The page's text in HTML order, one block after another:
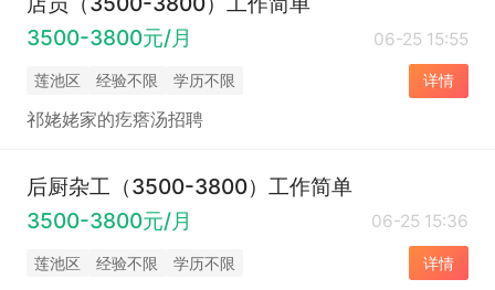
3500-3800元/月
06-25 15:55
莲池区 经验不限 学历不限 详情
祁姥姥家的疙瘩汤招聘
后厨杂工（3500-3800）工作简单
3500-3800元/月
06-25 15:36
莲池区 经验不限 学历不限 详情